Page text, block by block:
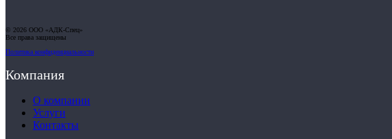
© 2026 ООО «АДК-Спец»
Все права защищены
Политика конфиденциальности
Компания
О компании
Услуги
Контакты